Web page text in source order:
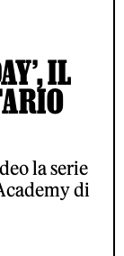
IL
la serie
di